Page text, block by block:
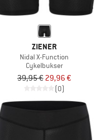
ZIENER
Nidal X-Function
Cykelbukser
39,95 € 29,96 €
(0)